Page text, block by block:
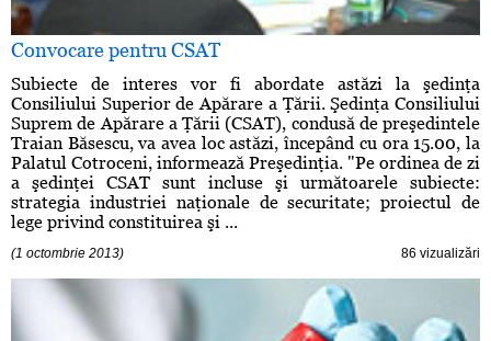
Convocare pentru CSAT
Subiecte de interes vor fi abordate astăzi la şedinţa
Consiliului Superior de Apărare a Ţării. Şedinţa Consiliului
Suprem de Apărare a Ţării (CSAT), condusă de preşedintele
Traian Băsescu, va avea loc astăzi, începând cu ora 15.00, la
Palatul Cotroceni, informează Preşedinţia. "Pe ordinea de zi
a şedinţei CSAT sunt incluse şi următoarele subiecte:
strategia industriei naţionale de securitate; proiectul de
lege privind constituirea şi ...
(1 octombrie 2013) 86 vizualizări